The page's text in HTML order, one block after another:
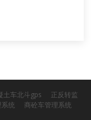
土车北斗gps
正反转监
统
商砼车管理系统